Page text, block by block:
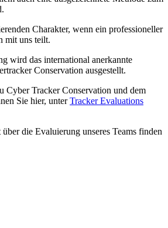
Charakter, wenn ein professioneller
mit uns teilt.
wird das international anerkannte
Conservation ausgestellt.
Cyber Tracker Conservation und dem
Sie hier, unterTracker Evaluations
die Evaluierung unseres Teams finden